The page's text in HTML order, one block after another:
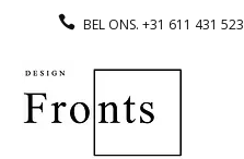
BEL ONS. +31 611 431 523